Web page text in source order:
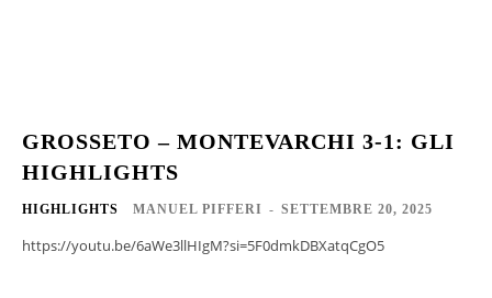
GROSSETO – MONTEVARCHI 3-1: GLI
HIGHLIGHTS
HIGHLIGHTS MANUEL PIFFERI - SETTEMBRE 20, 2025
https://youtu.be/6aWe3llHIgM?si=5F0dmkDBXatqCgO5